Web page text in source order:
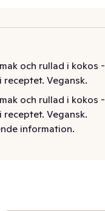
och rullad i kokos -
receptet. Vegansk.
och rullad i kokos -
receptet. Vegansk.
information.